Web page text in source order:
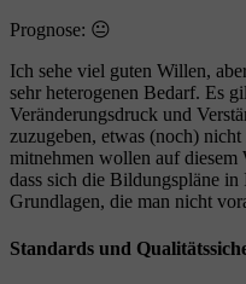
Prognose: 😐
Ich sehe viel guten Willen,
sehr heterogenen Bedarf. Es
Veränderungsdruck und
zuzugeben, etwas (noch)
mitnehmen wollen auf diesem
dass sich die Bildungspläne
Grundlagen, die man nicht
Standards und